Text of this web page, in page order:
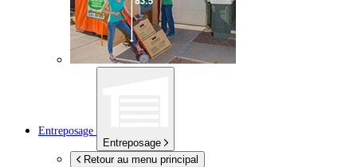
Entreposage
Entreposage
Retour au menu principal